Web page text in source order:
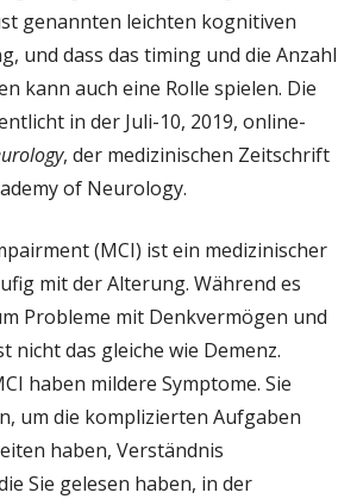
altersbedingten
genannten leichten kognitiven
und dass das timing und die Anzahl
kann auch eine Rolle spielen. Die
in der Juli-10, 2019, online-
, der medizinischen Zeitschrift
of Neurology.
(MCI) ist ein medizinischer
mit der Alterung. Während es
Probleme mit Denkvermögen und
nicht das gleiche wie Demenz.
haben mildere Symptome. Sie
um die komplizierten Aufgaben
haben, Verständnis
Sie gelesen haben, in der